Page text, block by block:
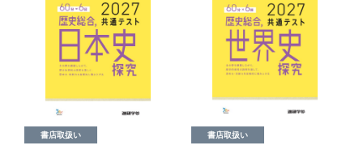
書店取扱い 書店取扱い